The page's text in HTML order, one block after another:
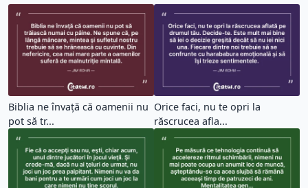
Biblia ne învaţă că oamenii nu
pot să tr...
Orice faci, nu te opri la
răscrucea afla...